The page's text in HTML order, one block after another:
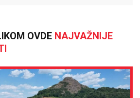
OVDE NAJVAŽNIJE